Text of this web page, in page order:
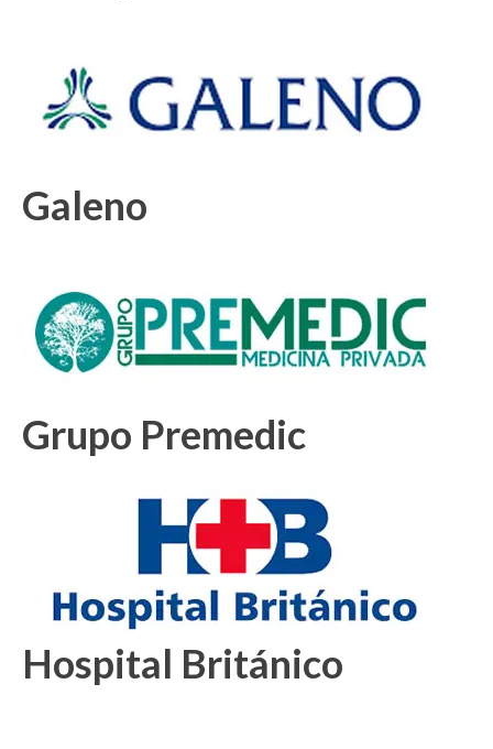
Galeno
Grupo Premedic
Hospital Británico